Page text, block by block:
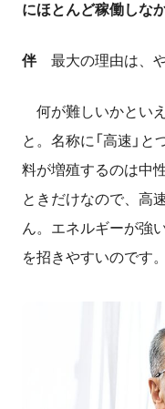
にほとんど稼働しな
伴最大の理由は、や
何が難しいかとい
と。名称に「高速」
料が増殖するのは中
ときだけなので、高
ん。エネルギーが強
を招きやすいのです。